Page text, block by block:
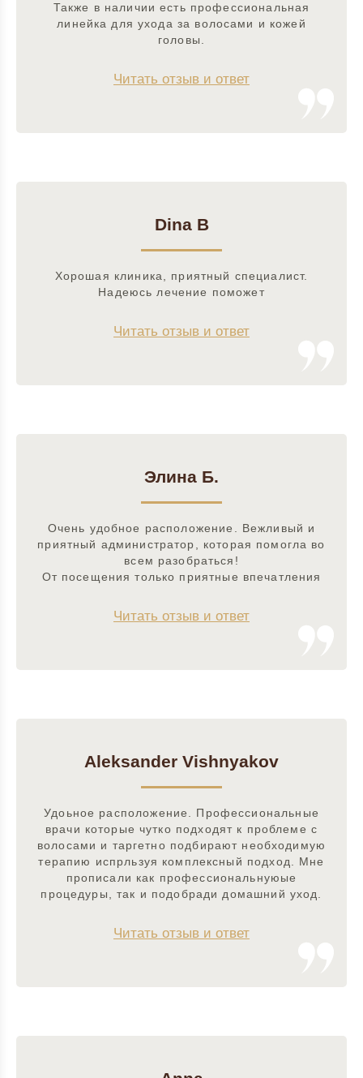
Также в наличии есть профессиональная
линейка для ухода за волосами и кожей
головы.
Читать отзыв и ответ
Dina B
Хорошая клиника, приятный специалист.
Надеюсь лечение поможет
Читать отзыв и ответ
Элина Б.
Очень удобное расположение. Вежливый и
приятный администратор, которая помогла во
всем разобраться!
От посещения только приятные впечатления
Читать отзыв и ответ
Aleksander Vishnyakov
Удоьное расположение. Профессиональные
врачи которые чутко подходят к проблеме с
волосами и таргетно подбирают необходимую
терапию испрльзуя комплексный подход. Мне
прописали как профессиональнуюые
процедуры, так и подобради домашний уход.
Читать отзыв и ответ